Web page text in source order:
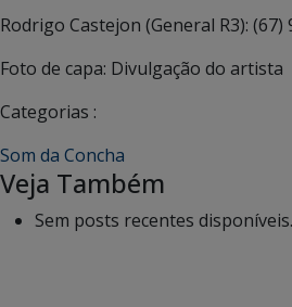
Rodrigo Castejon (General R3): (67)
Foto de capa: Divulgação do artista
Categorias :
Som da Concha
Veja Também
Sem posts recentes disponíveis.